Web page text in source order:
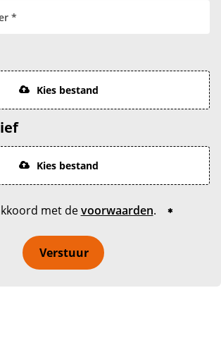
Kies bestand
Kies bestand
met devoorwaarden.
Verstuur